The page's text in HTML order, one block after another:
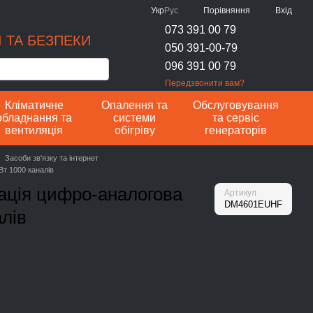
УкрРус Порівняння Вхід
БЕЗПЕКИ
073 391 00 79
050 391-00-79
096 391 00 79
Передзвонити вам?
Кліматичне
та
вентиляція
Опалення та
системи
обігріву
Обслуговування
та сервіс
генераторів
Засоби зв'язку та інтернет
1000 каналів
цифро-аналогова
Артикул
DM4601EUHF